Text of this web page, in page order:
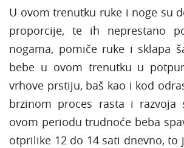
U ovom trenutku ruke i noge su
proporcije, te ih neprestano
nogama, pomiče ruke i sklapa
bebe u ovom trenutku u
vrhove prstiju, baš kao i kod
brzinom proces rasta i razvoja
ovom periodu trudnoće beba
otprilike 12 do 14 sati dnevno, to